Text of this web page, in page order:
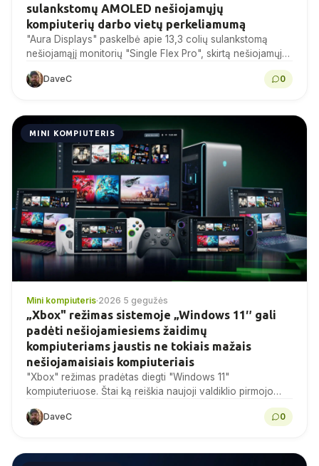
sulankstomų AMOLED nešiojamųjų
kompiuterių darbo vietų perkeliamumą
"Aura Displays" paskelbė apie 13,3 colių sulankstomą
nešiojamąjį monitorių "Single Flex Pro", skirtą nešiojamųjų
specifikacijas, suderinamumo pastabas, informaciją apie
DaveC 0
MINI KOMPIUTERIS
Mini kompiuteris·2026 5 gegužės
„Xbox" režimas sistemoje „Windows 11″ gali
padėti nešiojamiesiems žaidimų
kompiuteriams jaustis ne tokiais mažais
nešiojamaisiais kompiuteriais
"Xbox" režimas pradėtas diegti "Windows 11"
kompiuteriuose. Štai ką reiškia naujoji valdiklio pirmojo
klasės nešiojamuosiuose...
DaveC 0